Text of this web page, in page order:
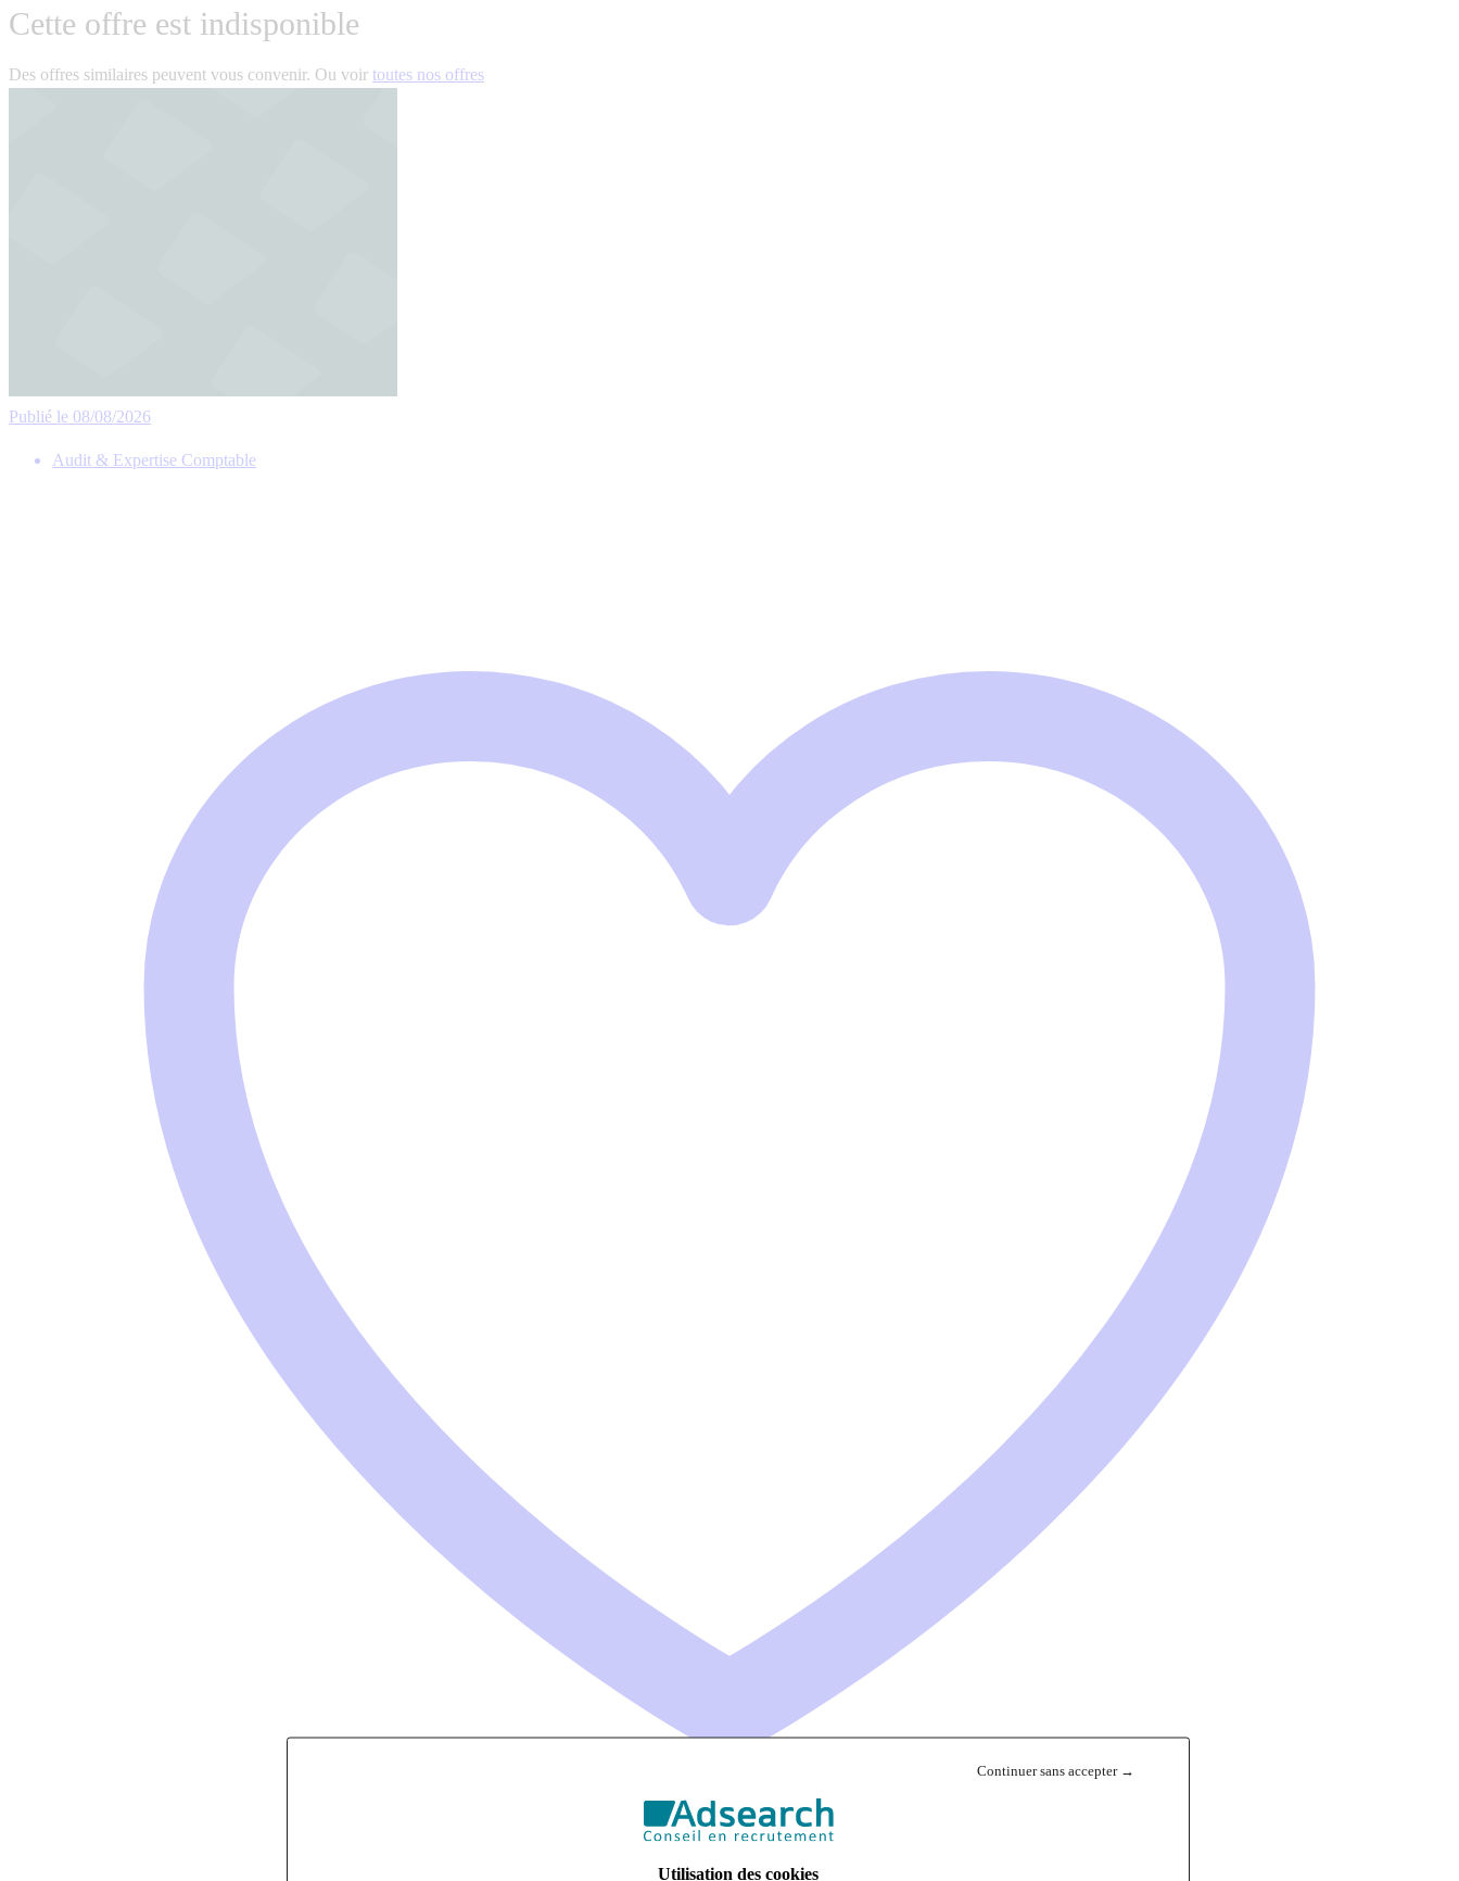
Continuer sans accepter →
Utilisation des cookies
Cette offre est indisponible
Des offres similaires peuvent vous convenir. Ou voir toutes nos offres
Publié le 08/08/2026
Audit & Expertise Comptable